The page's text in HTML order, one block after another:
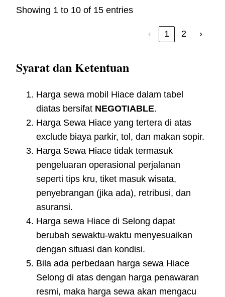
Showing 1 to 10 of 15 entries
‹ 1 2 ›
Syarat dan Ketentuan
Harga sewa mobil Hiace dalam tabel
diatas bersifat NEGOTIABLE.
Harga Sewa Hiace yang tertera di atas
exclude biaya parkir, tol, dan makan sopir.
Harga Sewa Hiace tidak termasuk
pengeluaran operasional perjalanan
seperti tips kru, tiket masuk wisata,
penyebrangan (jika ada), retribusi, dan
asuransi.
Harga sewa Hiace di Selong dapat
berubah sewaktu-waktu menyesuaikan
dengan situasi dan kondisi.
Bila ada perbedaan harga sewa Hiace
Selong di atas dengan harga penawaran
resmi, maka harga sewa akan mengacu